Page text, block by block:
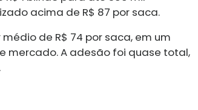
acima de R$ 87 por saca.
de R$ 74 por saca, em um
mercado. A adesão foi quase total,